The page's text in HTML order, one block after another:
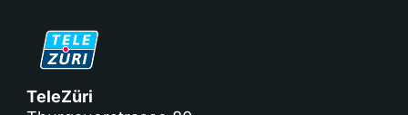
TeleZüri